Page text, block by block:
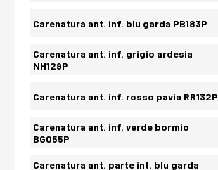
Carenatura ant. inf. blu garda PB183P
Carenatura ant. inf. grigio ardesia
NH129P
Carenatura ant. inf. rosso pavia RR132P
Carenatura ant. inf. verde bormio
BG055P
Carenatura ant. parte int. blu garda